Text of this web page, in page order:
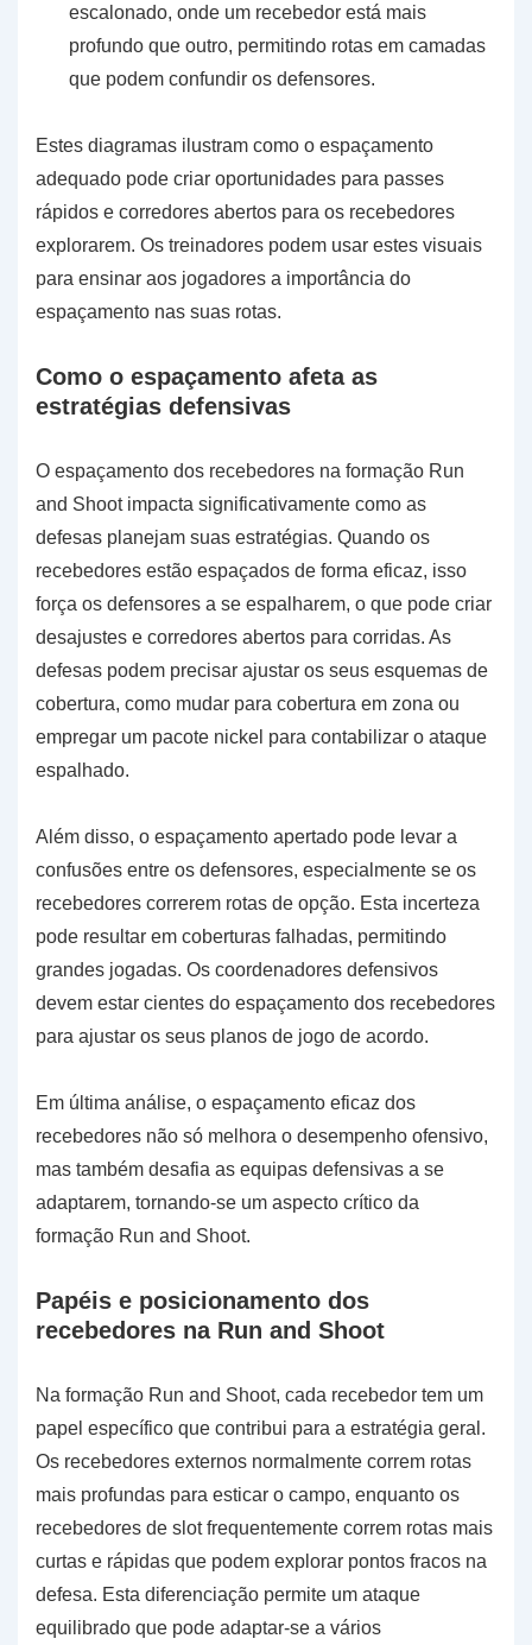
escalonado, onde um recebedor está mais
profundo que outro, permitindo rotas em camadas
que podem confundir os defensores.
Estes diagramas ilustram como o espaçamento
adequado pode criar oportunidades para passes
rápidos e corredores abertos para os recebedores
explorarem. Os treinadores podem usar estes visuais
para ensinar aos jogadores a importância do
espaçamento nas suas rotas.
Como o espaçamento afeta as
estratégias defensivas
O espaçamento dos recebedores na formação Run
and Shoot impacta significativamente como as
defesas planejam suas estratégias. Quando os
recebedores estão espaçados de forma eficaz, isso
força os defensores a se espalharem, o que pode criar
desajustes e corredores abertos para corridas. As
defesas podem precisar ajustar os seus esquemas de
cobertura, como mudar para cobertura em zona ou
empregar um pacote nickel para contabilizar o ataque
espalhado.
Além disso, o espaçamento apertado pode levar a
confusões entre os defensores, especialmente se os
recebedores correrem rotas de opção. Esta incerteza
pode resultar em coberturas falhadas, permitindo
grandes jogadas. Os coordenadores defensivos
devem estar cientes do espaçamento dos recebedores
para ajustar os seus planos de jogo de acordo.
Em última análise, o espaçamento eficaz dos
recebedores não só melhora o desempenho ofensivo,
mas também desafia as equipas defensivas a se
adaptarem, tornando-se um aspecto crítico da
formação Run and Shoot.
Papéis e posicionamento dos
recebedores na Run and Shoot
Na formação Run and Shoot, cada recebedor tem um
papel específico que contribui para a estratégia geral.
Os recebedores externos normalmente correm rotas
mais profundas para esticar o campo, enquanto os
recebedores de slot frequentemente correm rotas mais
curtas e rápidas que podem explorar pontos fracos na
defesa. Esta diferenciação permite um ataque
equilibrado que pode adaptar-se a vários